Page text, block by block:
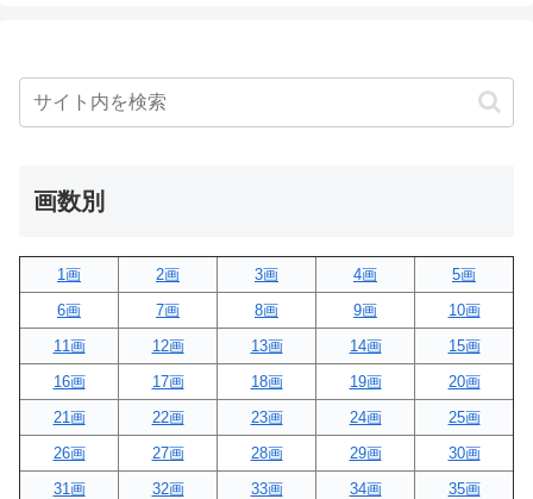
画数別
1画 2画 3画 4画
5画
6画
7画 8画 9画
10画
11画
12画 13画 14画
15画
16画
17画 18画 19画
20画
21画
22画 23画 24画
25画
26画
27画 28画 29画
30画
31画
32画 33画 34画 35画